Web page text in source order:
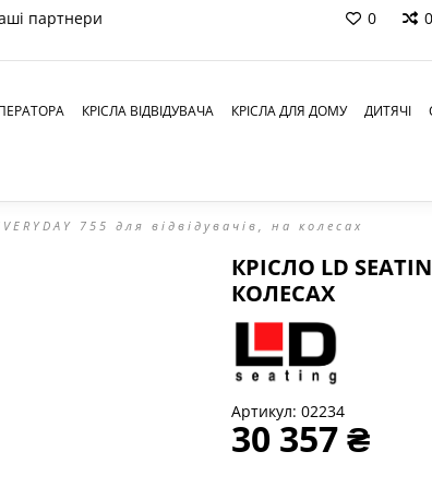
партнери
0 0
КРІСЛА ВІДВІДУВАЧА КРІСЛА ДЛЯ ДОМУ ДИТЯЧІ
755 для відвідувачів, на колесах
КРІСЛО LD
КОЛЕСАХ
Артикул: 02234
30 357 ₴